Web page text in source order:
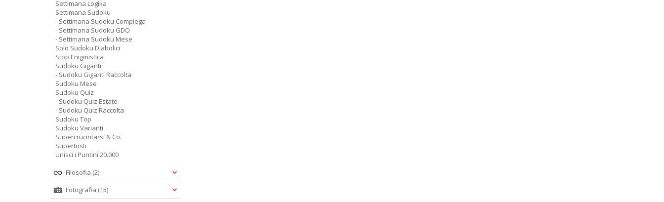
Settimana Logika
Settimana Sudoku
- Settimana Sudoku Compiega
- Settimana Sudoku GDO
- Settimana Sudoku Mese
Solo Sudoku Diabolici
Stop Enigmistica
Sudoku Giganti
- Sudoku Giganti Raccolta
Sudoku Mese
Sudoku Quiz
- Sudoku Quiz Estate
- Sudoku Quiz Raccolta
Sudoku Top
Sudoku Varianti
Supercrucintarsi & Co.
Supertosti
Unisci i Puntini 20.000
Filosofia (2)
Fotografia (15)